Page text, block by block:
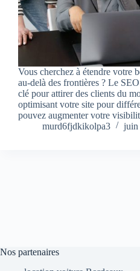
Vous cherchez à étendre votre
au-delà des frontières ? Le
clé pour attirer des clients du
optimisant votre site pour
pouvez augmenter votre
murd6fjdkikolpa3
juin
Nos partenaires